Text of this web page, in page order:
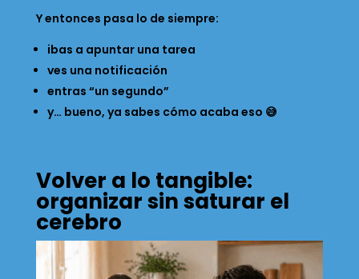
Y entonces pasa lo de siempre:
ibas a apuntar una tarea
ves una notificación
entras “un segundo”
y… bueno, ya sabes cómo acaba eso 😅
Volver a lo tangible:
organizar sin saturar el
cerebro